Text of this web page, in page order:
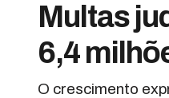
Multas
6,4
O crescimento